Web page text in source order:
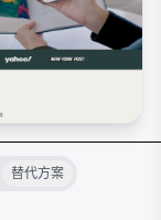
替代方案